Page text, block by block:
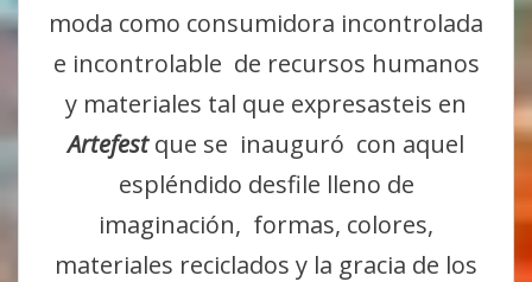
moda como consumidora incontrolada
e incontrolable de recursos humanos
y materiales tal que expresasteis en
Artefestque se inauguró con aquel
espléndido desfile lleno de
imaginación, formas, colores,
materiales reciclados y la gracia de los